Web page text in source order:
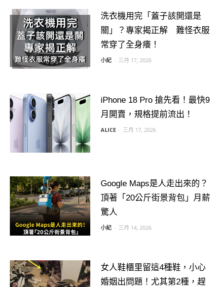
洗衣機用完「蓋子該開還是
關」？專家揭正解 難怪衣服
常穿了全身癢！
小紀 - 三月 17, 2026
iPhone 18 Pro 搶先看！最快9
月開賣，規格提前流出！
ALICE - 三月 17, 2026
Google Maps是人走出來的？
頂著「20公斤街景背包」月薪
驚人
小紀 - 三月 14, 2026
女人鞋櫃里留這4種鞋，小心
婚姻出問題！尤其第2種，趕